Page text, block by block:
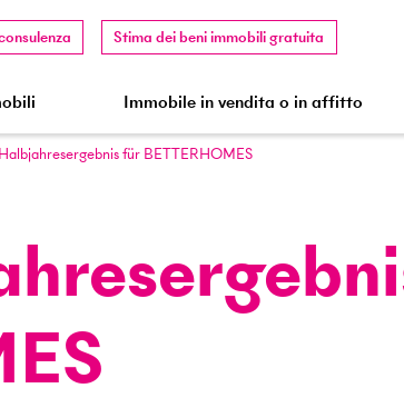
Stima dei beni immobili gratuita
Immobile in vendita o in affitto
für BETTERHOMES